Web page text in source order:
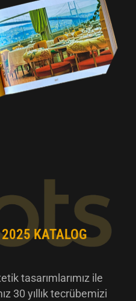
2025 KATALOG
tasarımlarımız ile
30 yıllık tecrübemizi